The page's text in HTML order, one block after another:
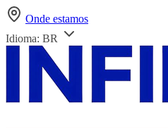
Onde estamos
Idioma: BR